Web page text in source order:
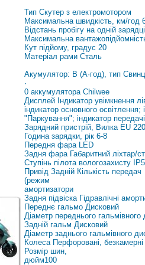
Тип Скутер з електромотором
Максимальна швидкість, км/год
Відстань пробігу на одній
Максимальна
Кут підйому, градус 20
Матеріал рами Сталь
Акумулятор: В (А·год), тип
·
0 аккумулятора Chilwee
Дисплей Індикатор увімкнення
індикатор основного
"Паркування"; індикатор
Зарядний пристрій, Вилка EU
Година зарядки, рік 6-8
Передня фара LED
Задня фара Габаритний ліхтар/
Ступінь пілота вологозахисту
Привід Задній Кількість передач
(режим
амортизатори
Задня підвіска Гідравлічні
Переднє гальмо Дисковий
Діаметр переднього
Задній гальм Дисковий
Діаметр заднього гальмівного
Колеса Перфоровані, безкамерні
Розмір шин,
дюйм100